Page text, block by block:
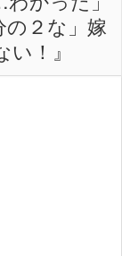
２な」嫁
！』